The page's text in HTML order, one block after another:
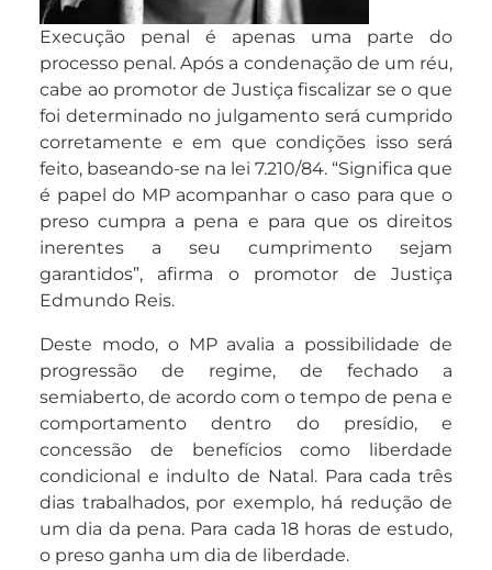
Execução penal é apenas uma parte do
processo penal. Após a condenação de um réu,
cabe ao promotor de Justiça fiscalizar se o que
foi determinado no julgamento será cumprido
corretamente e em que condições isso será
feito, baseando-se na lei 7.210/84. “Significa que
é papel do MP acompanhar o caso para que o
preso cumpra a pena e para que os direitos
inerentes a seu cumprimento sejam
garantidos”, afirma o promotor de Justiça
Edmundo Reis.
Deste modo, o MP avalia a possibilidade de
progressão de regime, de fechado a
semiaberto, de acordo com o tempo de pena e
comportamento dentro do presídio, e
concessão de benefícios como liberdade
condicional e indulto de Natal. Para cada três
dias trabalhados, por exemplo, há redução de
um dia da pena. Para cada 18 horas de estudo,
o preso ganha um dia de liberdade.